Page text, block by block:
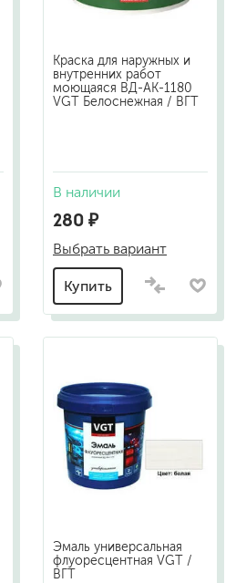
Краска для наружных и
внутренних работ
моющаяся ВД-АК-1180
VGT Белоснежная / ВГТ
В наличии
280 ₽
Выбрать вариант
Купить
Эмаль универсальная
флуоресцентная VGT /
ВГТ